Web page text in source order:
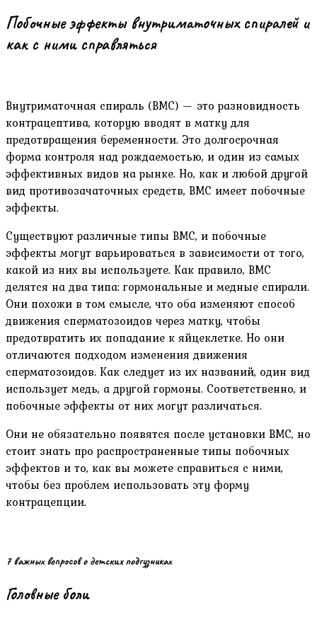
Побочные эффекты внутриматочных спиралей и
как с ними справляться
Внутриматочная спираль (ВМС) — это разновидность
контрацептива, которую вводят в матку для
предотвращения беременности. Это долгосрочная
форма контроля над рождаемостью, и один из самых
эффективных видов на рынке. Но, как и любой другой
вид противозачаточных средств, ВМС имеет побочные
эффекты.
Существуют различные типы ВМС, и побочные
эффекты могут варьироваться в зависимости от того,
какой из них вы используете. Как правило, ВМС
делятся на два типа: гормональные и медные спирали.
Они похожи в том смысле, что оба изменяют способ
движения сперматозоидов через матку, чтобы
предотвратить их попадание к яйцеклетке. Но они
отличаются подходом изменения движения
сперматозоидов. Как следует из их названий, один вид
использует медь, а другой гормоны. Соответственно, и
побочные эффекты от них могут различаться.
Они не обязательно появятся после установки ВМС, но
стоит знать про распространенные типы побочных
эффектов и то, как вы можете справиться с ними,
чтобы без проблем использовать эту форму
контрацепции.
7 важных вопросов о детских подгузниках
Головные боли